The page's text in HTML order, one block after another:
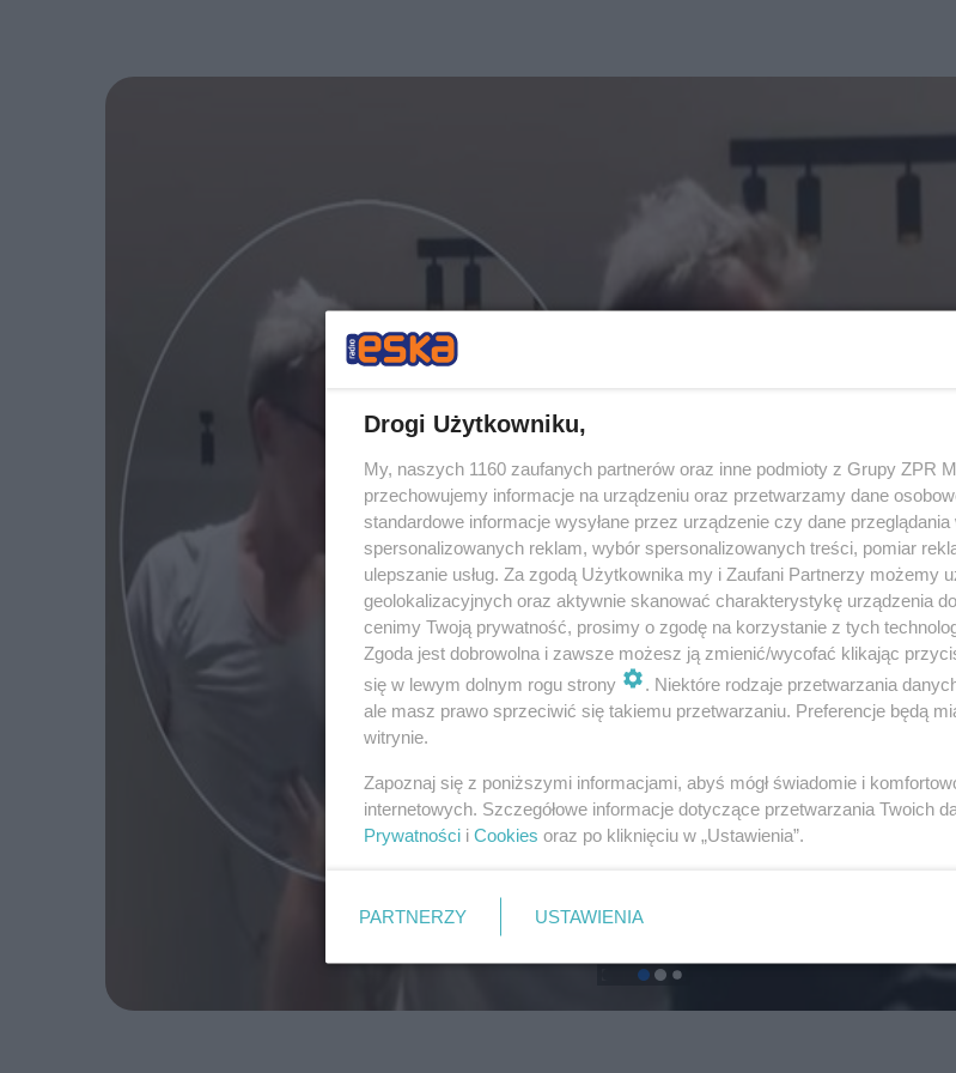
Drogi Użytkowniku,
My, naszych 1160 zaufanych partnerów oraz inne podmioty z Grupy ZPR
przechowujemy informacje na urządzeniu oraz przetwarzamy dane
standardowe informacje wysyłane przez urządzenie czy dane
spersonalizowanych reklam, wybór spersonalizowanych treści, pomiar
ulepszanie usług. Za zgodą Użytkownika my i Zaufani Partnerzy możemy
geolokalizacyjnych oraz aktywnie skanować charakterystykę urządzenia
cenimy Twoją prywatność, prosimy o zgodę na korzystanie z tych
Zgoda jest dobrowolna i zawsze możesz ją zmienić/wycofać klikając
się w lewym dolnym rogu strony
. Niektóre rodzaje przetwarzania
ale masz prawo sprzeciwić się takiemu przetwarzaniu. Preferencje będą
witrynie.
Zapoznaj się z poniższymi informacjami, abyś mógł świadomie i
internetowych. Szczegółowe informacje dotyczące przetwarzania Twoich
Prywatności i Cookies oraz po kliknięciu w „Ustawienia”.
PARTNERZY USTAWIENIA